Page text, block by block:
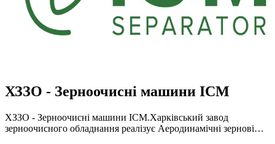
ХЗЗО - Зерноочисні машини ІСМ
ХЗЗО - Зерноочисні машини ІСМ.Харківський завод
зерноочисного обладнання реалізує Аеродинамічні зернові…